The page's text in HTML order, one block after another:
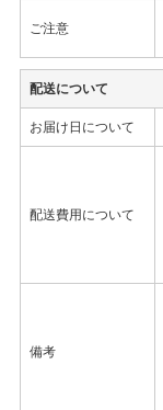
ご注意
配送について
お届け日について
配送費用について
備考